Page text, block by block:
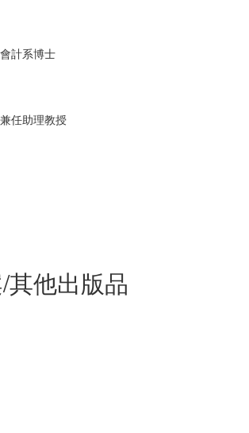
計系博士
任助理教授
其他出版品